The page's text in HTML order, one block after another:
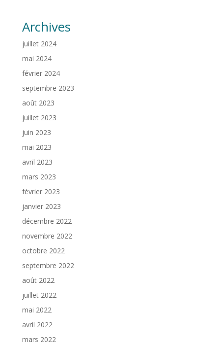
Archives
juillet 2024
mai 2024
février 2024
septembre 2023
août 2023
juillet 2023
juin 2023
mai 2023
avril 2023
mars 2023
février 2023
janvier 2023
décembre 2022
novembre 2022
octobre 2022
septembre 2022
août 2022
juillet 2022
mai 2022
avril 2022
mars 2022